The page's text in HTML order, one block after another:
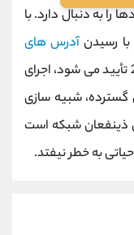
را به دنبال دارد. با
با رسیدنآدرس ‌های
هفتگی به 20 میلیون در ژوئن 2025 تأیید می ‌شود، اجرای
گسترده، شبیه ‌سازی
شبکه است
به خطر نیفتد.